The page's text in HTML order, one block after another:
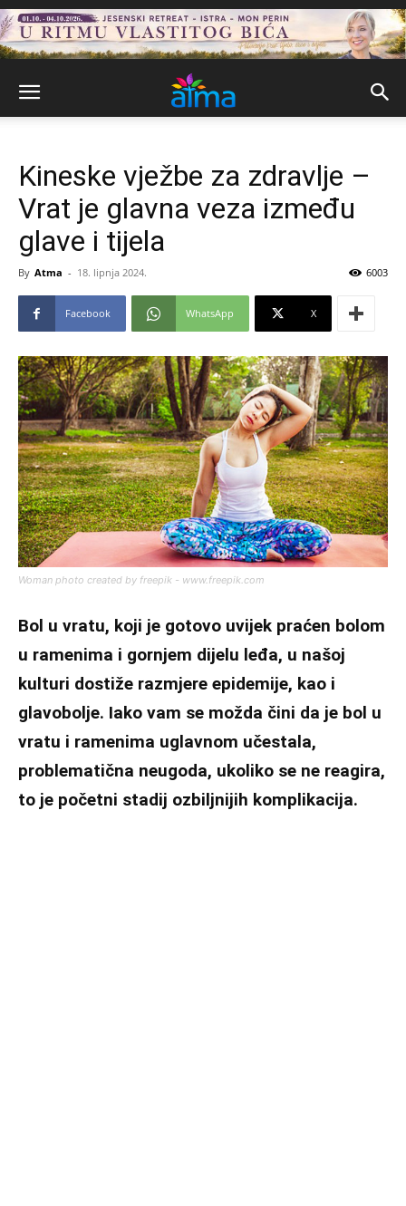
Kineske vježbe za zdravlje –
Vrat je glavna veza između
glave i tijela
By Atma - 18. lipnja 2024. 6003
Facebook WhatsApp X
Woman photo created by freepik - www.freepik.com
Bol u vratu, koji je gotovo uvijek praćen bolom
u ramenima i gornjem dijelu leđa, u našoj
kulturi dostiže razmjere epidemije, kao i
glavobolje. Iako vam se možda čini da je bol u
vratu i ramenima uglavnom učestala,
problematična neugoda, ukoliko se ne reagira,
to je početni stadij ozbiljnijih komplikacija.